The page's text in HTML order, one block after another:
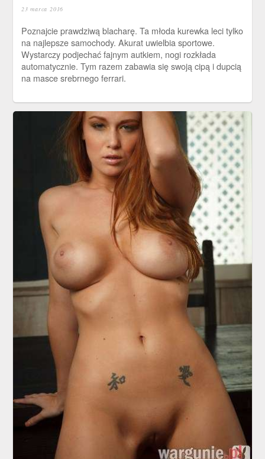
23 marca 2016
Poznajcie prawdziwą blacharę. Ta młoda kurewka leci tylko
na najlepsze samochody. Akurat uwielbia sportowe.
Wystarczy podjechać fajnym autkiem, nogi rozkłada
automatycznie. Tym razem zabawia się swoją cipą i dupcią
na masce srebrnego ferrari.